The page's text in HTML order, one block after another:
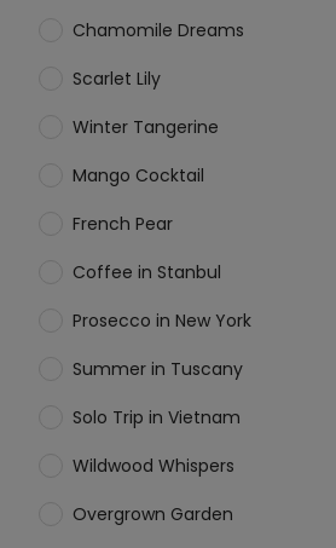
Chamomile Dreams
Scarlet Lily
Winter Tangerine
Mango Cocktail
French Pear
Coffee in Stanbul
Prosecco in New York
Summer in Tuscany
Solo Trip in Vietnam
Wildwood Whispers
Overgrown Garden